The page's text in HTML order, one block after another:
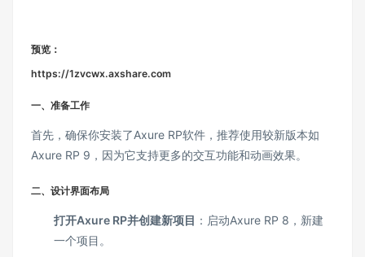
预览：
https://1zvcwx.axshare.com
一、准备工作
首先，确保你安装了Axure RP软件，推荐使用较新版本如
Axure RP 9，因为它支持更多的交互功能和动画效果。
二、设计界面布局
打开Axure RP并创建新项目 ：启动Axure RP 8，新建
一个项目。